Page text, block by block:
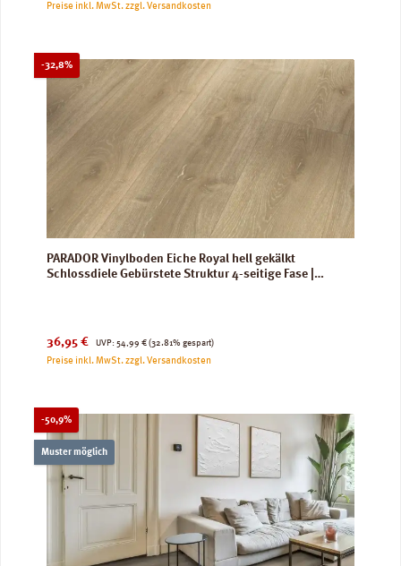
Preise inkl. MwSt. zzgl. Versandkosten
-32,8%Rabatt
PARADOR Vinylboden Eiche Royal hell gekälkt
Schlossdiele Gebürstete Struktur 4-seitige Fase |
Verkaufspreis:
36,95 € UVP:
Regulärer Preis:
54,99 € (32.81% gespart)
Preise inkl. MwSt. zzgl. Versandkosten
-50,9%Rabatt
Muster möglich